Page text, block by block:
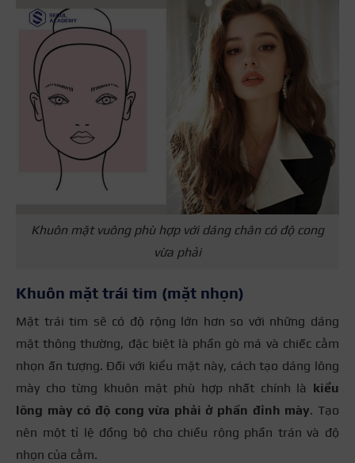
Khuôn mặt vuông phù hợp với dáng chân có độ cong
vừa phải
Khuôn mặt trái tim (mặt nhọn)
Mặt trái tim sẽ có độ rộng lớn hơn so với những dáng
mặt thông thường, đặc biệt là phần gò má và chiếc cằm
nhọn ấn tượng. Đối với kiểu mặt này, cách tạo dáng lông
mày cho từng khuôn mặt phù hợp nhất chính là kiểu
lông mày có độ cong vừa phải ở phần đỉnh mày. Tạo
nên một tỉ lệ đồng bộ cho chiều rộng phần trán và độ
nhọn của cằm.